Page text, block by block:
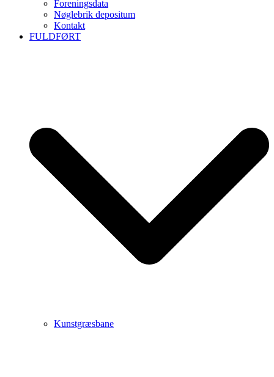
Foreningsdata
Nøglebrik depositum
Kontakt
FULDFØRT
Kunstgræsbane